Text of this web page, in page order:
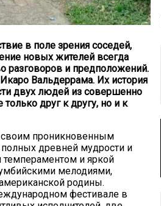
в поле зрения соседей,
новых жителей всегда
и предположений.
Вальдеррама. Их история
двух людей из совершенно
друг к другу, но и к
своим проникновенным
древней мудрости и
темпераментом и яркой
мелодиями,
родины.
фестивале в